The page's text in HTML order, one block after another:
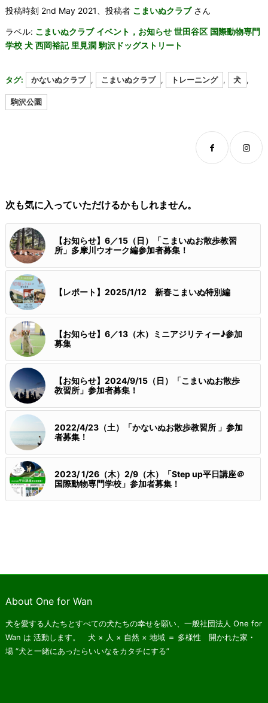
投稿時刻 2nd May 2021、投稿者 こまいぬクラブさん
ラベル: こまいぬクラブ イベント，お知らせ 世田谷区 国際動物専門
学校 犬 西岡裕記 里見潤 駒沢ドッグストリート
タグ: かないぬクラブ , こまいぬクラブ , トレーニング , 犬 ,
駒沢公園
次も気に入っていただけるかもしれません。
【お知らせ】6／15（日）「こまいぬお散歩教習
所」多摩川ウオーク編参加者募集！
【レポート】2025/1/12 新春こまいぬ特別編
【お知らせ】6／13（木）ミニアジリティー♪参加
募集
【お知らせ】2024/9/15（日）「こまいぬお散歩
教習所」参加者募集！
2022/4/23（土）「かないぬお散歩教習所 」参加
者募集！
2023/ 1/26（木）2/9（木）「Step up平日講座＠
国際動物専門学校」参加者募集！
About One for Wan
犬を愛する人たちとすべての犬たちの幸せを願い、一般社団法人 One for
Wan は 活動します。 犬 × 人 × 自然 × 地域 ＝ 多様性 開かれた家・
場“犬と一緒にあったらいいなをカタチにする”